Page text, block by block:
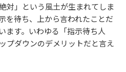
対」という風土が生まれてしま
を待ち、上から言われたことだ
ます。いわゆる「指示待ち人
プダウンのデメリットだと言え